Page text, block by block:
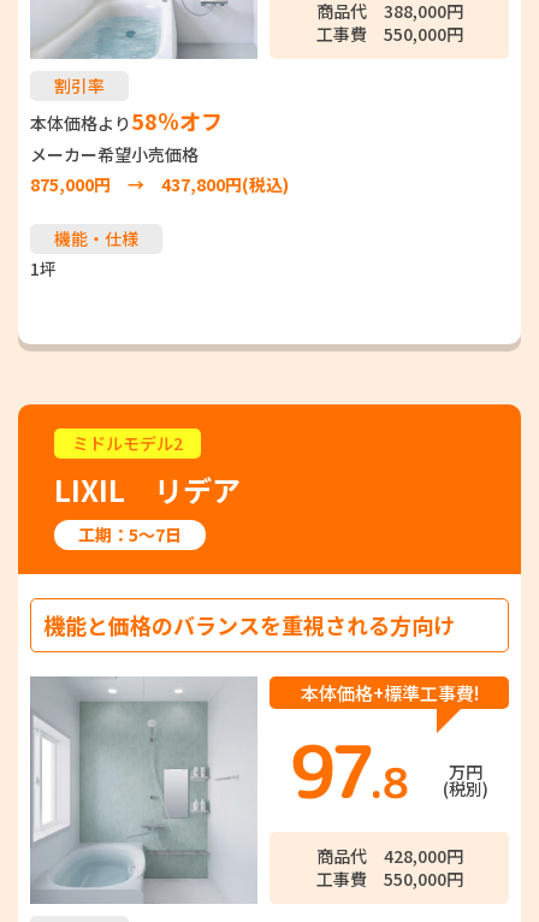
商品代 388,000円
工事費 550,000円
割引率
本体価格より58％オフ
メーカー希望小売価格
875,000円 → 437,800円(税込)
機能・仕様
1坪
ミドルモデル2
LIXIL リデア
工期：5～7日
機能と価格のバランスを重視される方向け
本体価格+標準工事費!
97.8 万円
(税別)
商品代 428,000円
工事費 550,000円